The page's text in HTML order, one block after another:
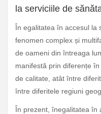
la serviciile de
În egalitatea în accesul la
fenomen complex și
de oameni din întreaga
manifestă prin diferențe
de calitate, atât între
între diferitele regiuni
În prezent, înegalitatea în